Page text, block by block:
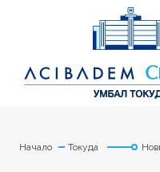
Начало Токуда